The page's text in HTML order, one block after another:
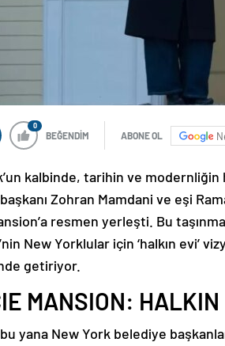
0
BEĞENDİM ABONE OL
kalbinde, tarihin ve modernliğin
Zohran Mamdani ve eşi
resmen yerleşti. Bu
New Yorklular için ‘halkın evi’
getiriyor.
MANSION:
bu yana New York belediye